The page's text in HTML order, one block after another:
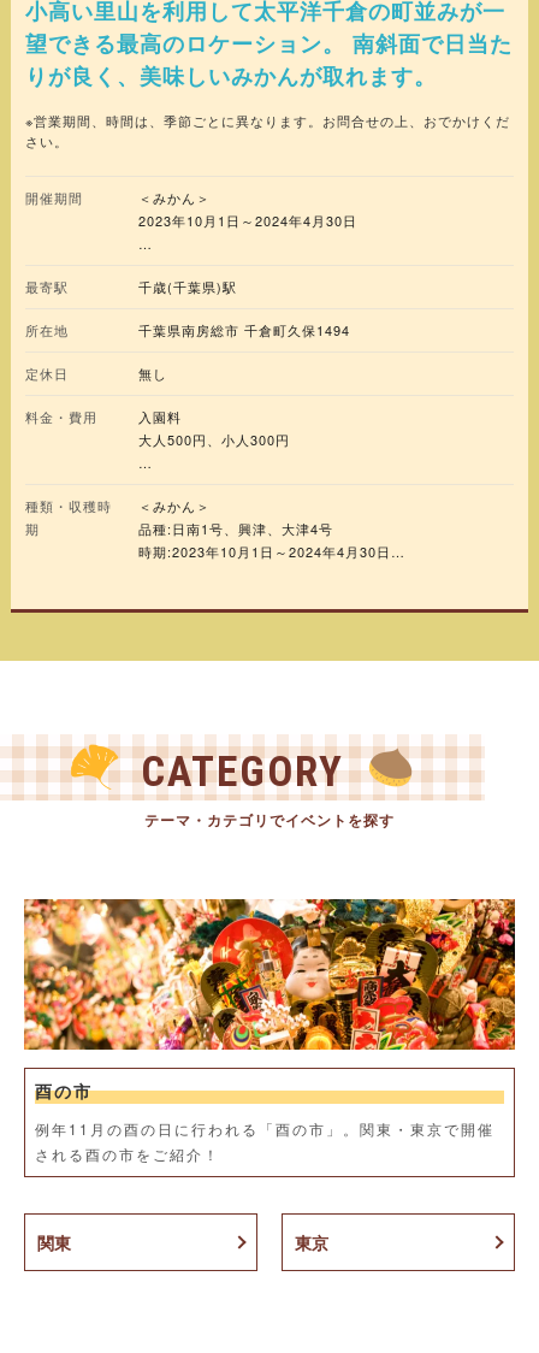
小高い里山を利用して太平洋千倉の町並みが一
望できる最高のロケーション。 南斜面で日当た
りが良く、美味しいみかんが取れます。
※営業期間、時間は、季節ごとに異なります。お問合せの上、おでかけくだ
さい。
開催期間
＜みかん＞
2023年10月1日～2024年4月30日
2023年8月下旬～2023年10月下旬
最寄駅 千歳(千葉県)駅
所在地 千葉県南房総市 千倉町久保1494
定休日 無し
料金・費用
入園料
大人500円、小人300円
食べ放題、お持ち帰りは量り売り
＜さつまいも＞
お持ち帰り1㎏350円～
種類・収穫時
期
＜みかん＞
品種:日南1号、興津、大津4号
時期:2023年10月1日～2024年4月30日
CATEGORY
テーマ・カテゴリでイベントを探す
酉の市
例年11月の酉の日に行われる「酉の市」。関東・東京で開催
される酉の市をご紹介！
関東 東京